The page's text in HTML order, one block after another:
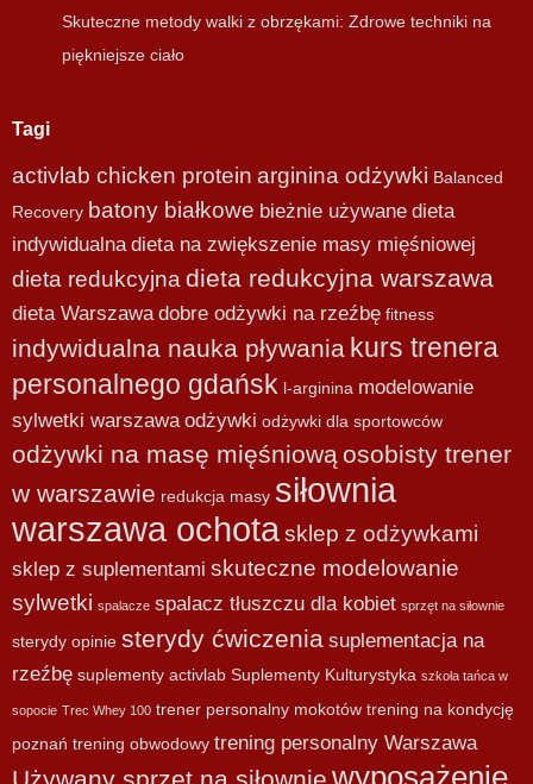
Skuteczne metody walki z obrzękami: Zdrowe techniki na
piękniejsze ciało
Tagi
activlab chicken protein arginina odżywki Balanced
Recovery batony białkowe bieżnie używane dieta
indywidualna dieta na zwiększenie masy mięśniowej
dieta redukcyjna dieta redukcyjna warszawa
dieta Warszawa dobre odżywki na rzeźbę fitness
indywidualna nauka pływania kurs trenera
personalnego gdańsk l-arginina modelowanie
sylwetki warszawa odżywki odżywki dla sportowców
odżywki na masę mięśniowąosobisty trener
w warszawie redukcja masy siłownia
warszawa ochotasklep z odżywkami
sklep z suplementami skuteczne modelowanie
sylwetki spalacze spalacz tłuszczu dla kobiet sprzęt na siłownie
sterydy opinie sterydy ćwiczenia suplementacja na
rzeźbę suplementy activlab Suplementy Kulturystyka szkoła tańca w
sopocie Trec Whey 100 trener personalny mokotów trening na kondycję
poznań trening obwodowy trening personalny Warszawa